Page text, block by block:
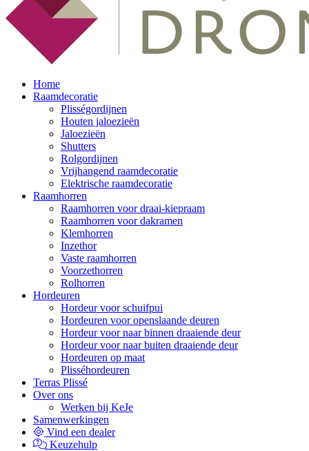
Home
Raamdecoratie
Plisségordijnen
Houten jaloezieën
Jaloezieën
Shutters
Rolgordijnen
Vrijhangend raamdecoratie
Elektrische raamdecoratie
Raamhorren
Raamhorren voor draai-kiepraam
Raamhorren voor dakramen
Klemhorren
Inzethor
Vaste raamhorren
Voorzethorren
Rolhorren
Hordeuren
Hordeur voor schuifpui
Hordeuren voor openslaande deuren
Hordeur voor naar binnen draaiende deur
Hordeur voor naar buiten draaiende deur
Hordeuren op maat
Plisséhordeuren
Terras Plissé
Over ons
Werken bij KeJe
Samenwerkingen
Vind een dealer
Keuzehulp